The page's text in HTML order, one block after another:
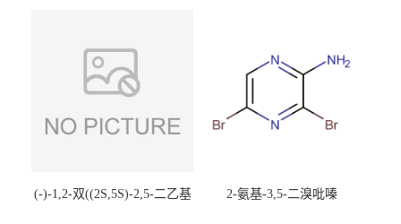
(-)-1,2-双((2S,5S)-2,5-二乙基
2-氨基-3,5-二溴吡嗪